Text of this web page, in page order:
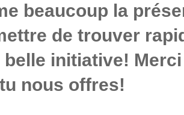
beaucoup la
de trouver
belle initiative!
nous offres!